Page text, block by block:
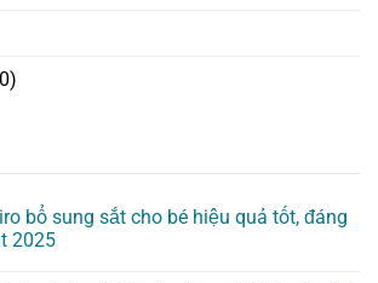
bổ sung sắt cho bé hiệu quả tốt, đáng
2025